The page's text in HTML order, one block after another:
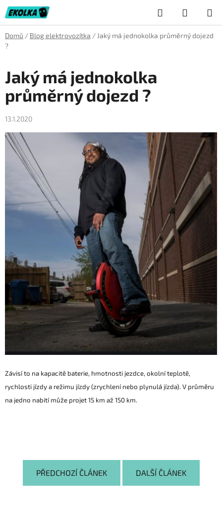
Přejít
na
obsah
Hledat
KOŠÍK
Domů / Blog elektrovozítka / Jaký má jednokolka průměrný dojezd
?
Jaký má jednokolka
průměrný dojezd ?
13.1.2020
Závisí to na kapacitě baterie, hmotnosti jezdce, okolní teplotě,
rychlosti jízdy a režimu jízdy (zrychlení nebo plynulá jízda). V průměru
na jedno nabití může projet 15 km až 150 km.
PŘEDCHOZÍ ČLÁNEK DALŠÍ ČLÁNEK